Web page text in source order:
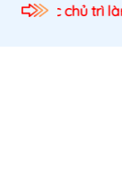
nước chủ trì